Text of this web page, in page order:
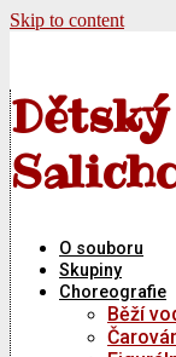
Skip to content
O souboru
Skupiny
Choreografie
Běží